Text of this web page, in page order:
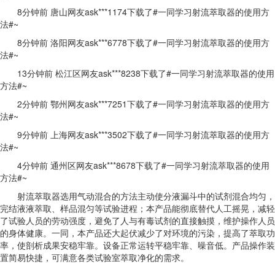
8分钟前 唐山网友ask***1174下载了#一同学习射流萃取器的使用方
法#~
8分钟前 洛阳网友ask***6778下载了#一同学习射流萃取器的使用方
法#~
13分钟前 松江区网友ask***8238下载了#一同学习射流萃取器的使用
方法#~
2分钟前 鄂州网友ask***7251下载了#一同学习射流萃取器的使用方
法#~
9分钟前 上海网友ask***3502下载了#一同学习射流萃取器的使用方
法#~
4分钟前 通州区网友ask***8678下载了#一同学习射流萃取器的使用
方法#~
射流萃取器选用气动混合的方法主动使分液漏斗中的试剂混合均匀，
完结液液萃取、样品混匀等试验进程；本产品能彻底替代人工摇晃，减轻
了试验人员的劳动强度，避免了人与有毒试剂的直接触摸，维护操作人员
的身体健康。一同，本产品还大起伏减少了对环境的污染，提高了萃取功
率，使剖析成果安稳牢靠。设备正常运转平稳牢靠、噪音低。产品操作装
置简易快捷，可满意各类试验室萃取净化的需求。